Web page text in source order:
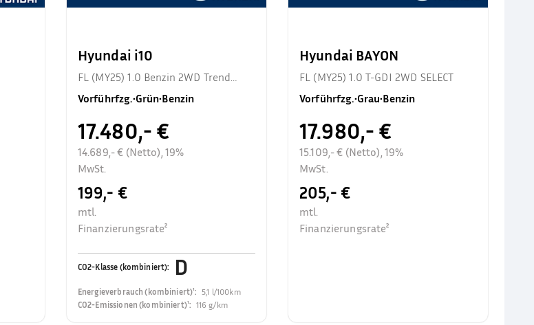
Hyundai i10
FL (MY25) 1.0 Benzin 2WD Trend
Komfortpaket
Vorführfzg.•Grün•Benzin
17.480,- €
14.689,- € (Netto), 19%
MwSt.
199,- €
mtl.
Finanzierungsrate²
CO2-Klasse (kombiniert): D
Energieverbrauch (kombiniert)¹: 5,1 l/100km
CO2-Emissionen (kombiniert)¹: 116 g/km
Hyundai BAYON
FL (MY25) 1.0 T-GDI 2WD SELECT
Vorführfzg.•Grau•Benzin
17.980,- €
15.109,- € (Netto), 19%
MwSt.
205,- €
mtl.
Finanzierungsrate²